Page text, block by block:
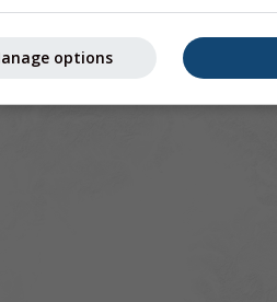
options